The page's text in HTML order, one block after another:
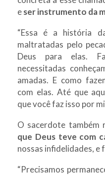
eser instrumento da
“Essa é a história
maltratadas pelo
Deus para elas.
necessitadas
amadas. E como
com elas. Até que
que você faz isso por
O sacerdote também
que Deus teve com
nossas infidelidades, e
“Precisamos